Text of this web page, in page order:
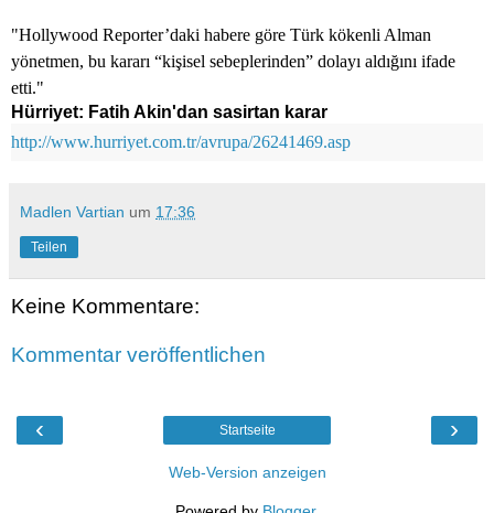
"Hollywood Reporter’daki habere göre Türk kökenli Alman
yönetmen, bu kararı “kişisel sebeplerinden” dolayı aldığını ifade
etti."
Hürriyet: Fatih Akin'dan sasirtan karar
http://www.hurriyet.com.tr/avrupa/26241469.asp
Madlen Vartian um 17:36
Teilen
Keine Kommentare:
Kommentar veröffentlichen
‹ ›
Startseite
Web-Version anzeigen